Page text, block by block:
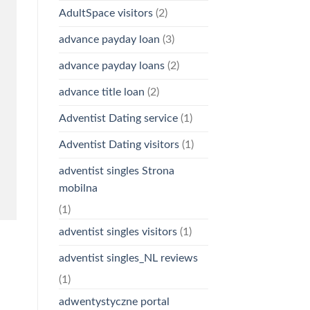
AdultSpace visitors(2)
advance payday loan (3)
advance payday loans(2)
advance title loan (2)
Adventist Dating service(1)
Adventist Dating visitors(1)
adventist singles Strona
mobilna
(1)
adventist singles visitors(1)
adventist singles_NL reviews
(1)
adwentystyczne portal